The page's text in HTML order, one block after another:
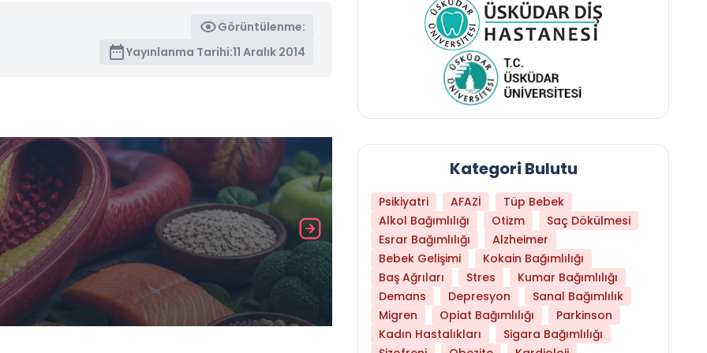
Görüntülenme:
Yayınlanma Tarihi:11 Aralık 2014
Daha Az Protein Tüketmek Yaşlanmayı
Kategori Bulutu
Psikiyatri AFAZİ
Tüp Bebek
Alkol Bağımlılığı
Otizm
Saç Dökülmesi
Esrar Bağımlılığı
Alzheimer
Bebek Gelişimi
Kokain Bağımlılığı
Baş Ağrıları
Stres
Kumar Bağımlılığı
Demans
Depresyon
Sanal Bağımlılık
Migren
Opiat Bağımlılığı
Parkinson
Kadın Hastalıkları
Sigara Bağımlılığı